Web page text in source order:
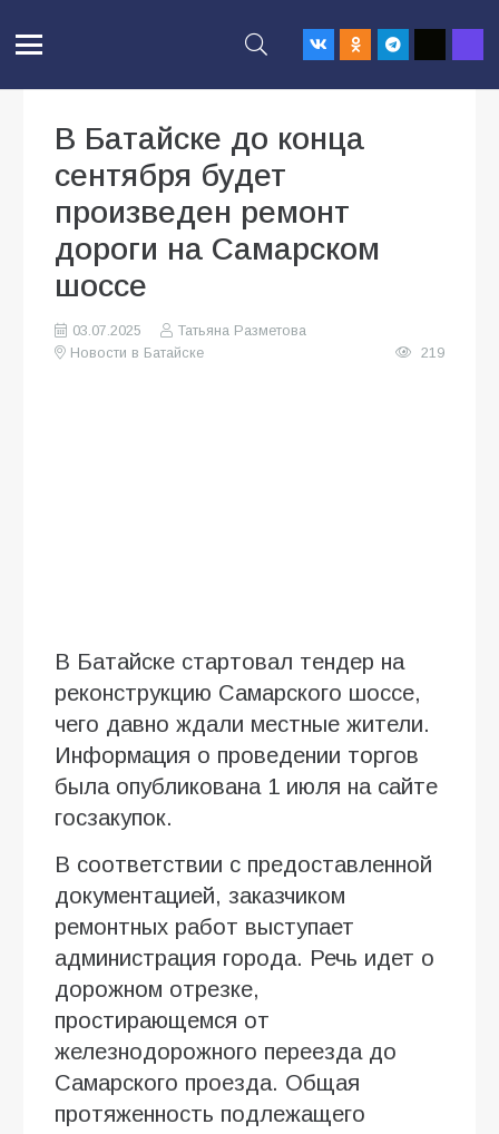
В Батайске до конца
сентября будет
произведен ремонт
дороги на Самарском
шоссе
03.07.2025
Татьяна Разметова
Новости в Батайске
219
В Батайске стартовал тендер на
реконструкцию Самарского шоссе,
чего давно ждали местные жители.
Информация о проведении торгов
была опубликована 1 июля на сайте
госзакупок.
В соответствии с предоставленной
документацией, заказчиком
ремонтных работ выступает
администрация города. Речь идет о
дорожном отрезке,
простирающемся от
железнодорожного переезда до
Самарского проезда. Общая
протяженность подлежащего